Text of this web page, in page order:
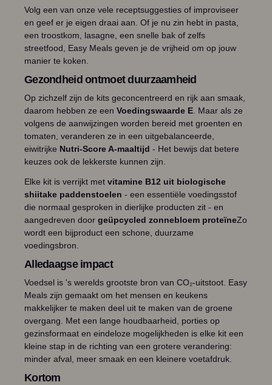
Volg een van onze vele receptsuggesties of improviseer
en geef er je eigen draai aan. Of je nu zin hebt in pasta,
een troostkom, lasagne, een snelle bak of zelfs
streetfood, Easy Meals geven je de vrijheid om op jouw
manier te koken.
Gezondheid ontmoet duurzaamheid
Op zichzelf zijn de kits geconcentreerd en rijk aan smaak,
daarom hebben ze een Voedingswaarde E. Maar als ze
volgens de aanwijzingen worden bereid met groenten en
tomaten, veranderen ze in een uitgebalanceerde,
eiwitrijke Nutri-Score A-maaltijd - Het bewijs dat betere
keuzes ook de lekkerste kunnen zijn.
Elke kit is verrijkt met vitamine B12 uit biologische
shiitake paddenstoelen - een essentiële voedingsstof
die normaal gesproken in dierlijke producten zit - en
aangedreven door geüpcycled zonnebloem proteïneZo
wordt een bijproduct een schone, duurzame
voedingsbron.
Alledaagse impact
Voedsel is 's werelds grootste bron van CO₂-uitstoot. Easy
Meals zijn gemaakt om het mensen en keukens
makkelijker te maken deel uit te maken van de groene
overgang. Met een lange houdbaarheid, porties op
gezinsformaat en eindeloze mogelijkheden is elke kit een
kleine stap in de richting van een grotere verandering:
minder afval, meer smaak en een kleinere voetafdruk.
Kortom